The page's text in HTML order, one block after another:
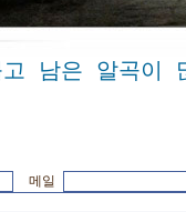
고 남은 알곡이
메일